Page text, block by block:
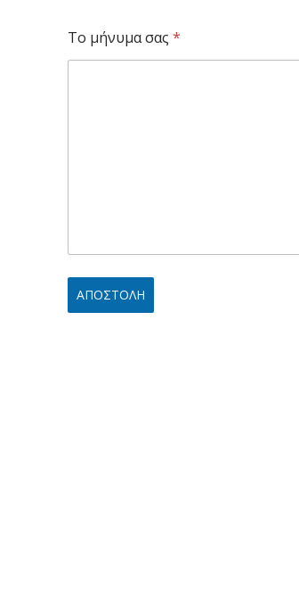
Το μήνυμα σας *
ΑΠΟΣΤΟΛΗ